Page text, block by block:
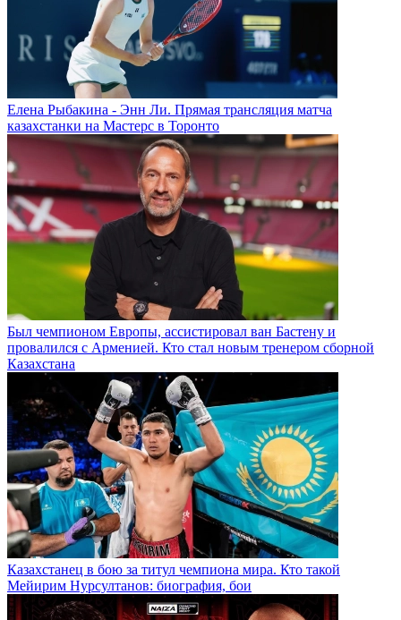
Елена Рыбакина - Энн Ли. Прямая трансляция матча
казахстанки на Мастерс в Торонто
Был чемпионом Европы, ассистировал ван Бастену и
провалился с Арменией. Кто стал новым тренером сборной
Казахстана
Казахстанец в бою за титул чемпиона мира. Кто такой
Мейирим Нурсултанов: биография, бои